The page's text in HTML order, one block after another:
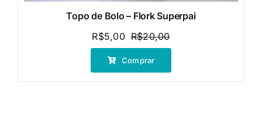
Topo de Bolo – Flork Superpai
R$20,00O
preço
era:
R$5,00
O
preço
é:
Comprar